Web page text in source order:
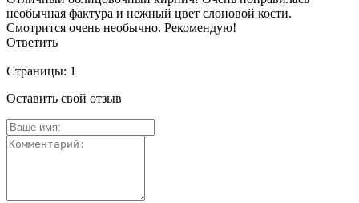
необычная фактура и нежный цвет слоновой кости.
Смотрится очень необычно. Рекомендую!
Ответить
Страницы: 1
Оставить свой отзыв